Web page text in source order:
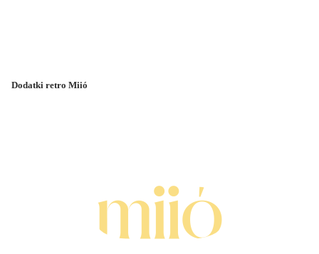
Dodatki retro Miió